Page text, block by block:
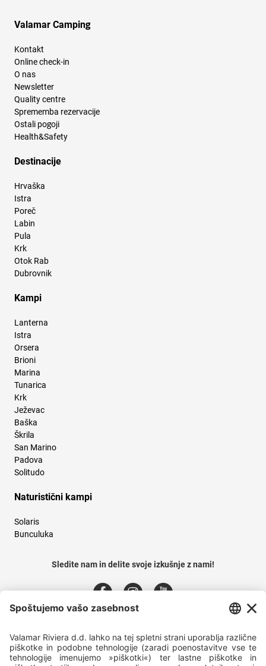
Valamar Camping
Kontakt
Online check-in
O nas
Newsletter
Quality centre
Sprememba rezervacije
Ostali pogoji
Health&Safety
Destinacije
Hrvaška
Istra
Poreč
Labin
Pula
Krk
Otok Rab
Dubrovnik
Kampi
Lanterna
Istra
Orsera
Brioni
Marina
Tunarica
Krk
Ježevac
Baška
Škrila
San Marino
Padova
Solitudo
Naturistični kampi
Solaris
Bunculuka
Sledite nam in delite svoje izkušnje z nami!